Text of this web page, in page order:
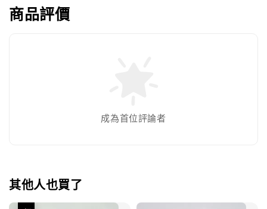
商品評價
成為首位評論者
其他人也買了